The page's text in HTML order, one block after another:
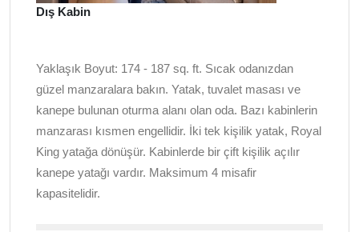
Dış Kabin
Yaklaşık Boyut: 174 - 187 sq. ft. Sıcak odanızdan
güzel manzaralara bakın. Yatak, tuvalet masası ve
kanepe bulunan oturma alanı olan oda. Bazı kabinlerin
manzarası kısmen engellidir. İki tek kişilik yatak, Royal
King yatağa dönüşür. Kabinlerde bir çift kişilik açılır
kanepe yatağı vardır. Maksimum 4 misafir
kapasitelidir.